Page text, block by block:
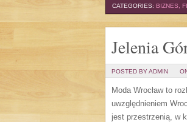
CATEGORIES: BIZNES,
Jelenia
POSTED BY ADMIN
Moda Wrocław to
uwzględnieniem
jest przestrzenią, w